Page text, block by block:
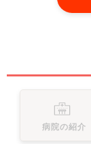
病院の紹介